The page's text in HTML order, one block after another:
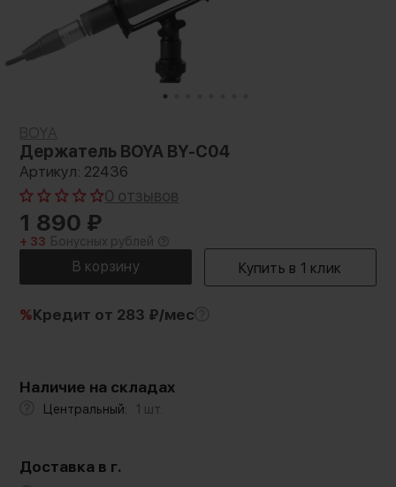
Держатель BOYA BY-C04
Артикул: 22436
0 отзывов
1 890 ₽
+ 33 Бонусных рублей
%Кредит от 283 ₽/мес
Наличие на складах
Центральный: 1 шт.
Доставка в г.